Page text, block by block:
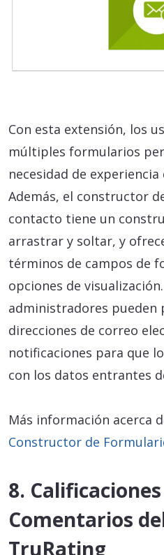
Con esta extensión, los
múltiples formularios
necesidad de
Además, el constructor
contacto tiene un
arrastrar y soltar, y
términos de campos de
opciones de
administradores pueden
direcciones de correo
notificaciones para que
con los datos entrantes
Más información acerca
Constructor de
8.
Comentarios
TruRating